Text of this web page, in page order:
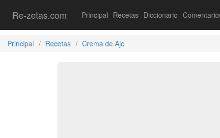
Re-zetas.com Principal Recetas Diccionario
Principal Recetas Crema de Ajo